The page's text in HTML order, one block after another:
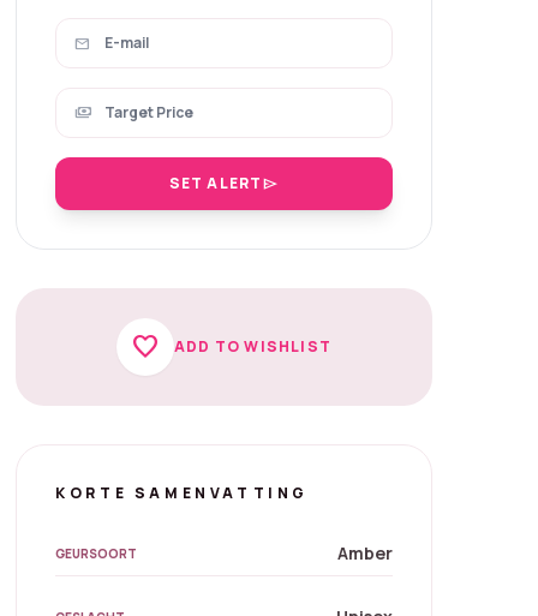
mail
payments
SET ALERTsend
favorite ADD TO WISHLIST
KORTE SAMENVATTING
GEURSOORT Amber